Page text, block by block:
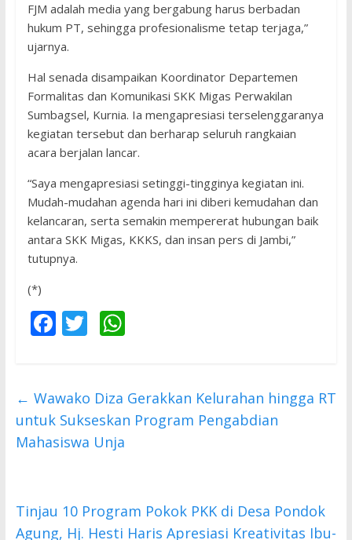
FJM adalah media yang bergabung harus berbadan
hukum PT, sehingga profesionalisme tetap terjaga,”
ujarnya.
Hal senada disampaikan Koordinator Departemen
Formalitas dan Komunikasi SKK Migas Perwakilan
Sumbagsel, Kurnia. Ia mengapresiasi terselenggaranya
kegiatan tersebut dan berharap seluruh rangkaian
acara berjalan lancar.
“Saya mengapresiasi setinggi-tingginya kegiatan ini.
Mudah-mudahan agenda hari ini diberi kemudahan dan
kelancaran, serta semakin mempererat hubungan baik
antara SKK Migas, KKKS, dan insan pers di Jambi,”
tutupnya.
(*)
F
b
o
o
T
er
W
s
A
← Wawako Diza Gerakkan Kelurahan hingga RT
untuk Sukseskan Program Pengabdian
Mahasiswa Unja
Tinjau 10 Program Pokok PKK di Desa Pondok
Agung, Hj. Hesti Haris Apresiasi Kreativitas Ibu-